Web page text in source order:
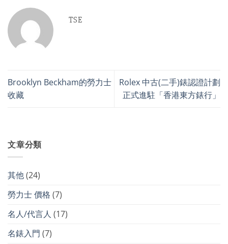
TSE
Brooklyn Beckham的勞力士
收藏
Rolex 中古(二手)錶認證計劃
正式進駐「香港東方錶行」
文章分類
其他(24)
勞力士 價格 (7)
名人/代言人 (17)
名錶入門 (7)